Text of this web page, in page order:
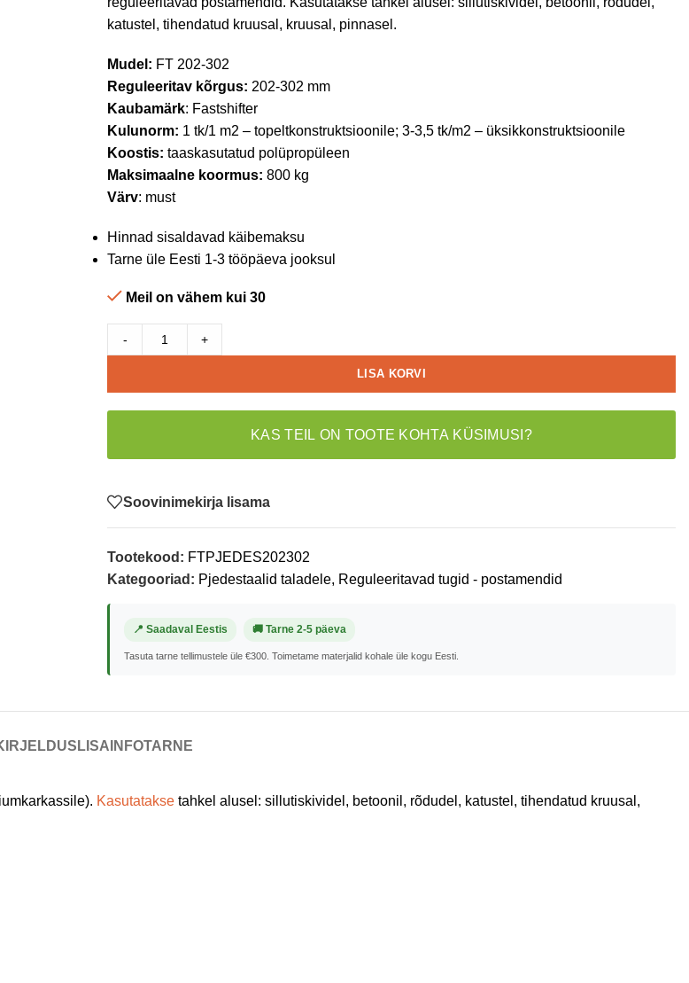
katustel, tihendatud kruusal, kruusal, pinnasel.
Mudel: FT 202-302
Reguleeritav kõrgus: 202-302 mm
Kaubamärk: Fastshifter
Kulunorm: 1 tk/1 m2 – topeltkonstruktsioonile; 3-3,5 tk/m2 – üksikkonstruktsioonile
Koostis: taaskasutatud polüpropüleen
Maksimaalne koormus: 800 kg
Värv: must
Hinnad sisaldavad käibemaksu
Tarne üle Eesti 1-3 tööpäeva jooksul
Meil on vähem kui 30
- +
LISA KORVI
KAS TEIL ON TOOTE KOHTA KÜSIMUSI?
Soovinimekirja lisama
Tootekood: FTPJEDES202302
Kategooriad: Pjedestaalid taladele, Reguleeritavad tugid - postamendid
📍 Saadaval Eestis 🚚 Tarne 2-5 päeva
Tasuta tarne tellimustele üle €300. Toimetame materjalid kohale üle kogu Eesti.
LISAINFOTARNE
Kasutatakse tahkel alusel: sillutiskividel, betoonil, rõdudel, katustel, tihendatud kruusal,